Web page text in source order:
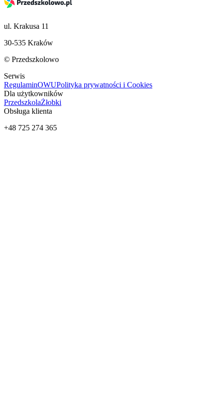
ul. Krakusa 11
30-535 Kraków
© Przedszkolowo
Serwis
RegulaminOWUPolityka prywatności i Cookies
Dla użytkowników
PrzedszkolaŻłobki
Obsługa klienta
+48 725 274 365